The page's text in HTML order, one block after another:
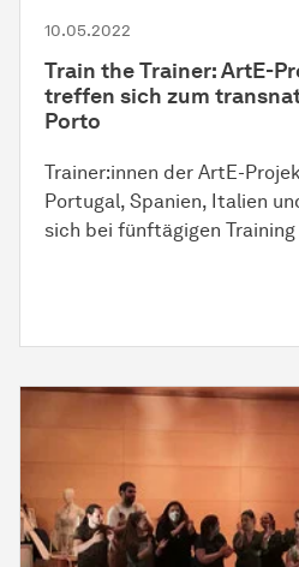
10.05.2022
Train the Trainer: ArtE-
treffen sich zum
Porto
Trainer:innen der ArtE-
Portugal, Spanien, Italien
sich bei fünftägigen